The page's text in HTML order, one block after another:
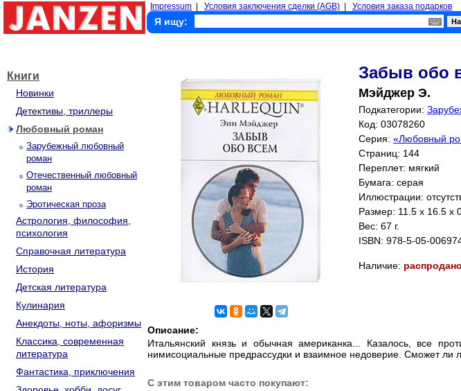
Impressum Условия заключения сделки (AGB) Условия заказа подарков
Я ищу:
Книги
Новинки
Детективы, триллеры
Любовный роман
Зарубежный любовный
роман
Отечественный любовный
роман
Эротическая проза
Астрология, философия,
психология
Справочная литература
История
Детская литература
Кулинария
Анекдоты, ноты, афоризмы
Классика, современная
литература
Фантастика, приключения
Забыв обо
Мэйджер Э.
Подкатегории:
Код: 03078260
Серия: «Любовный
Страниц: 144
Переплет: мягкий
Бумага: серая
Иллюстрации:
Размер: 11.5 x 16.5 x
Вес: 67 г.
ISBN: 978-5-05-
Наличие: распродано
Описание:
Итальянский князь и обычная американка... Казалось, все
нимисоциальные предрассудки и взаимное недоверие. Сможет ли
С этим товаром часто покупают: